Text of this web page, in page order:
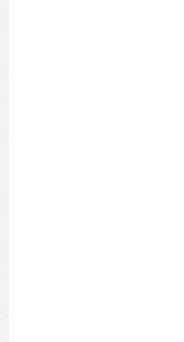
ミュージ
おたのし